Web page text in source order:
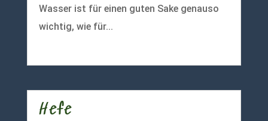
Wasser ist für einen guten Sake genauso
wichtig, wie für...
Hefe